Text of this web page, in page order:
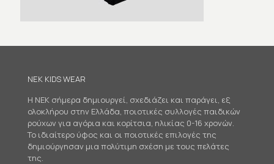
NEK KIDS WEAR
Η NEK σήμερα δημιουργεί, σχεδιάζει και παράγει, εξ
ολοκλήρου στην Ελλάδα, ποιοτικές συλλογές παιδικών
ρούχων για αγόρια και κορίτσια, ηλικίας 0-16 χρονών.
Το ιδιαίτερο ύφος και οι ποιοτικές επιλογές της
δημιούργησαν μια πολύτιμη σχέση με τους πελάτες
της.